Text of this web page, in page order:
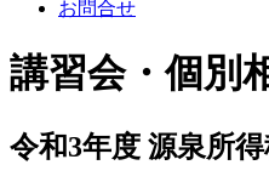
お問合せ
講習会・個別
令和3年度 源泉所